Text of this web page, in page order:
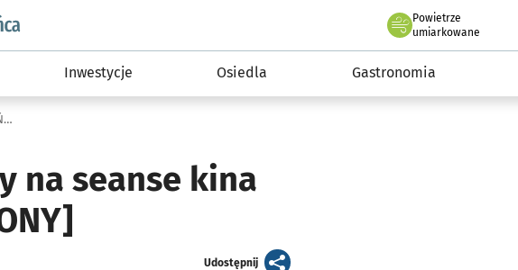
Dla mieszkańca
Powietrze
we Wrocławiu
umiarkowane
Inwestycje Osiedla Gastronomia
Mamy dla Was podwójne bilety na seanse kina organowego w NFM [ZAKOŃCZONY]
na seanse kina
Udostępnijartykuł